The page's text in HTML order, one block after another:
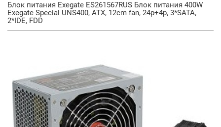
Блок питания Exegate ES261567RUS Блок питания 400W
Exegate Special UNS400, ATX, 12cm fan, 24p+4p, 3*SATA,
2*IDE, FDD